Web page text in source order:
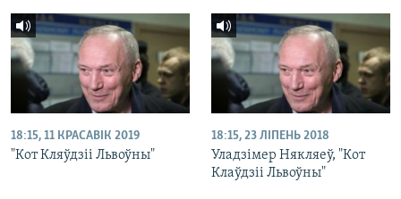
18:15, 11 КРАСАВІК 2019
"Кот Кляўдзіі Львоўны"
18:15, 23 ЛІПЕНЬ 2018
Уладзімер Някляеў, "Кот
Клаўдзіі Львоўны"